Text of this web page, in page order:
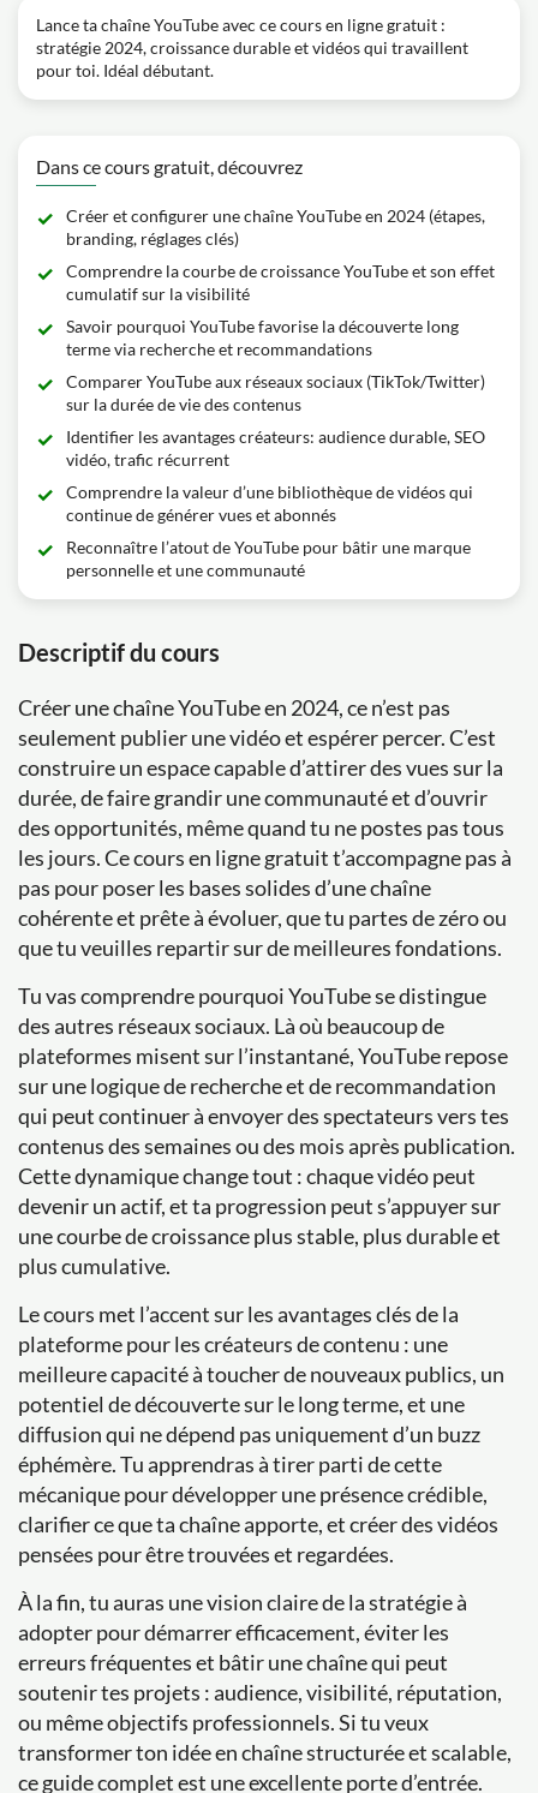
Lance ta chaîne YouTube avec ce cours en ligne gratuit :
stratégie 2024, croissance durable et vidéos qui travaillent
pour toi. Idéal débutant.
Dans ce cours gratuit, découvrez
Créer et configurer une chaîne YouTube en 2024 (étapes,
branding, réglages clés)
Comprendre la courbe de croissance YouTube et son effet
cumulatif sur la visibilité
Savoir pourquoi YouTube favorise la découverte long
terme via recherche et recommandations
Comparer YouTube aux réseaux sociaux (TikTok/Twitter)
sur la durée de vie des contenus
Identifier les avantages créateurs: audience durable, SEO
vidéo, trafic récurrent
Comprendre la valeur d’une bibliothèque de vidéos qui
continue de générer vues et abonnés
Reconnaître l’atout de YouTube pour bâtir une marque
personnelle et une communauté
Descriptif du cours
Créer une chaîne YouTube en 2024, ce n’est pas
seulement publier une vidéo et espérer percer. C’est
construire un espace capable d’attirer des vues sur la
durée, de faire grandir une communauté et d’ouvrir
des opportunités, même quand tu ne postes pas tous
les jours. Ce cours en ligne gratuit t’accompagne pas à
pas pour poser les bases solides d’une chaîne
cohérente et prête à évoluer, que tu partes de zéro ou
que tu veuilles repartir sur de meilleures fondations.
Tu vas comprendre pourquoi YouTube se distingue
des autres réseaux sociaux. Là où beaucoup de
plateformes misent sur l’instantané, YouTube repose
sur une logique de recherche et de recommandation
qui peut continuer à envoyer des spectateurs vers tes
contenus des semaines ou des mois après publication.
Cette dynamique change tout : chaque vidéo peut
devenir un actif, et ta progression peut s’appuyer sur
une courbe de croissance plus stable, plus durable et
plus cumulative.
Le cours met l’accent sur les avantages clés de la
plateforme pour les créateurs de contenu : une
meilleure capacité à toucher de nouveaux publics, un
potentiel de découverte sur le long terme, et une
diffusion qui ne dépend pas uniquement d’un buzz
éphémère. Tu apprendras à tirer parti de cette
mécanique pour développer une présence crédible,
clarifier ce que ta chaîne apporte, et créer des vidéos
pensées pour être trouvées et regardées.
À la fin, tu auras une vision claire de la stratégie à
adopter pour démarrer efficacement, éviter les
erreurs fréquentes et bâtir une chaîne qui peut
soutenir tes projets : audience, visibilité, réputation,
ou même objectifs professionnels. Si tu veux
transformer ton idée en chaîne structurée et scalable,
ce guide complet est une excellente porte d’entrée.